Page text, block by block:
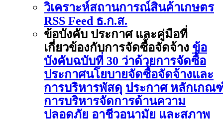
วิเคราะห์สถานการณ์สินค้าเกษตร
RSS Feed ธ.ก.ส.
ข้อบังคับ ประกาศ และคู่มือที่
เกี่ยวข้องกับการจัดซื้อจัดจ้าง ข้อ
บังคับฉบับที่ 30 ว่าด้วยการจัดซื้อ
ประกาศนโยบายจัดซื้อจัดจ้างและ
การบริหารพัสดุ ประกาศ หลักเกณ
การบริหารจัดการด้านความ
ปลอดภัย อาชีวอนามัย และสภาพ